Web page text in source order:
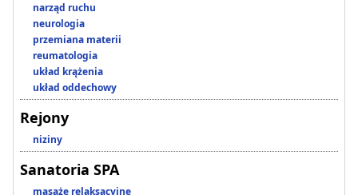
narząd ruchu
neurologia
przemiana materii
reumatologia
układ krążenia
układ oddechowy
Rejony
niziny
Sanatoria SPA
masaże relaksacyjne